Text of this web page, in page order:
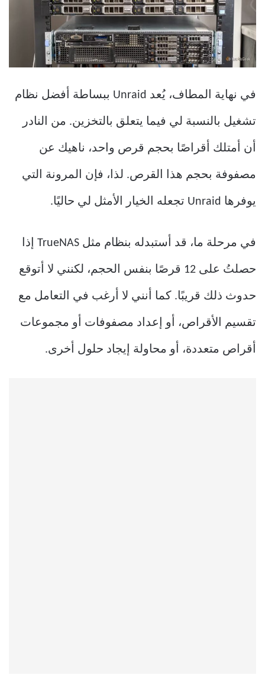
في نهاية المطاف، يُعد Unraid ببساطة أفضل نظام
تشغيل بالنسبة لي فيما يتعلق بالتخزين. من النادر
أن أمتلك أقراصًا بحجم قرص واحد، ناهيك عن
مصفوفة بحجم هذا القرص. لذا، فإن المرونة التي
يوفرها Unraid تجعله الخيار الأمثل لي حاليًا.
في مرحلة ما، قد أستبدله بنظام مثل TrueNAS إذا
حصلتُ على 12 قرصًا بنفس الحجم، لكنني لا أتوقع
حدوث ذلك قريبًا. كما أنني لا أرغب في التعامل مع
تقسيم الأقراص، أو إعداد مصفوفات أو مجموعات
أقراص متعددة، أو محاولة إيجاد حلول أخرى.